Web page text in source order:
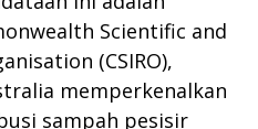
Scientific and
(CSIRO),
memperkenalkan
sampah pesisir